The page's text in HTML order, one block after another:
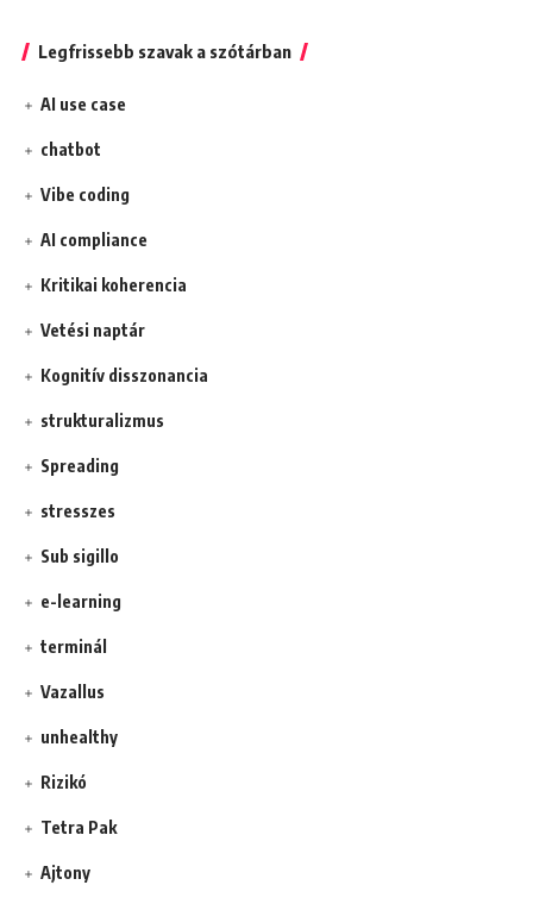
Legfrissebb szavak a szótárban
AI use case
chatbot
Vibe coding
AI compliance
Kritikai koherencia
Vetési naptár
Kognitív disszonancia
strukturalizmus
Spreading
stresszes
Sub sigillo
e-learning
terminál
Vazallus
unhealthy
Rizikó
Tetra Pak
Ajtony